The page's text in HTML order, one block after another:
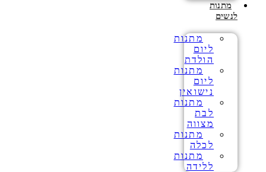
מתנות
לנשים
מתנות
ליום
הולדת
מתנות
ליום
נישואין
מתנות
לבת
מצווה
מתנות
לכלה
מתנות
ללידה